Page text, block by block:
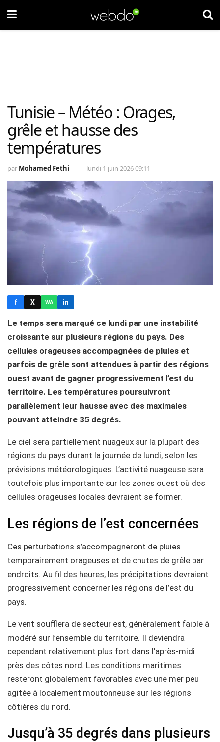
Tunisie – Météo : Orages,
grêle et hausse des
températures
par Mohamed Fethi lundi 1 juin 2026 09:11
f X WA in
Le temps sera marqué ce lundi par une instabilité
croissante sur plusieurs régions du pays. Des
cellules orageuses accompagnées de pluies et
parfois de grêle sont attendues à partir des régions
ouest avant de gagner progressivement l’est du
territoire. Les températures poursuivront
parallèlement leur hausse avec des maximales
pouvant atteindre 35 degrés.
Le ciel sera partiellement nuageux sur la plupart des
régions du pays durant la journée de lundi, selon les
prévisions météorologiques. L’activité nuageuse sera
toutefois plus importante sur les zones ouest où des
cellules orageuses locales devraient se former.
Les régions de l’est concernées
Ces perturbations s’accompagneront de pluies
temporairement orageuses et de chutes de grêle par
endroits. Au fil des heures, les précipitations devraient
progressivement concerner les régions de l’est du
pays.
Le vent soufflera de secteur est, généralement faible à
modéré sur l’ensemble du territoire. Il deviendra
cependant relativement plus fort dans l’après-midi
près des côtes nord. Les conditions maritimes
resteront globalement favorables avec une mer peu
agitée à localement moutonneuse sur les régions
côtières du nord.
Jusqu’à 35 degrés dans plusieurs